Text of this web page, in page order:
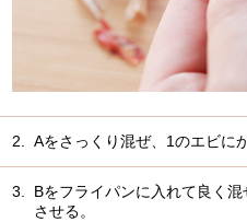
2. Aをさっくり混ぜ、1のエビに
3.
Bをフライパンに入れて良く
させる。